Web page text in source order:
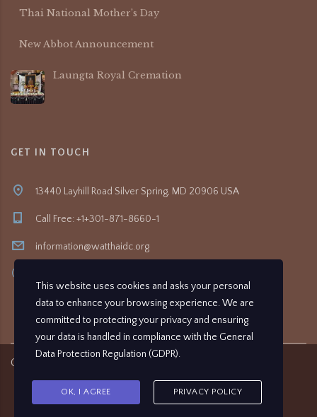
Thai National Mother’s Day
New Abbot Announcement
Laungta Royal Cremation
GET IN TOUCH
13440 Layhill Road Silver Spring, MD 20906 USA
Call Free: +1+301-871-8660-1
information@watthaidc.org
Copyright © Wat Thai Washington D.C.
Designed and Powered by IZENNET,LLC
This website uses cookies and asks your personal
data to enhance your browsing experience. We are
committed to protecting your privacy and ensuring
your data is handled in compliance with the General
Data Protection Regulation (GDPR).
OK, I AGREE PRIVACY POLICY